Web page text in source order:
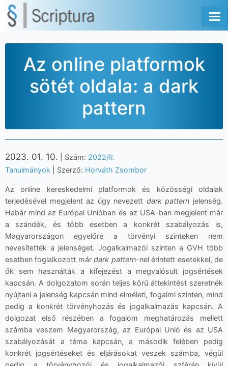
Az online platformok
sötét oldala: a dark
pattern
2023. 01. 10. | Szám: 2022/II.
Tanulmányok | Szerző: Horváth Zsombor
Az online kereskedelmi platformok és közösségi oldalak
terjedésével megjelent az úgy nevezett dark pattern jelenség.
Habár mind az Európai Unióban és az USA-ban megjelent már
a szándék, és több esetben a konkrét szabályozás is,
Magyarországon egyelőre a törvényi szinteken nem
nevesítették a jelenséget. Jogalkalmazói szinten a GVH több
esetben foglalkozott márdark pattern-nel érintett esetekkel, de
ők sem használták a kifejezést a megvalósult jogsértések
kapcsán. A dolgozatom során teljes körű áttekintést szeretnék
nyújtani a jelenség kapcsán mind elméleti, fogalmi szinten, mind
pedig a konkrét törvényhozás és jogalkalmazás kapcsán. A
dolgozat első részében a fogalom meghatározás mellett
számba veszem Magyarország, az Európai Unió és az USA
szabályozását a téma kapcsán, a második felében pedig
konkrét jogsértéseket és eljárásokat veszek számba, végül